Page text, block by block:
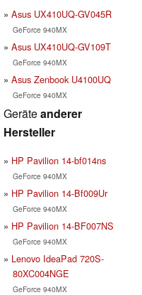
Asus UX410UQ-GV045R
GeForce 940MX
Asus UX410UQ-GV109T
GeForce 940MX
Asus Zenbook U4100UQ
GeForce 940MX
Geräteanderer
Hersteller
HP Pavilion 14-bf014ns
GeForce 940MX
HP Pavilion 14-Bf009Ur
GeForce 940MX
HP Pavilion 14-BF007NS
GeForce 940MX
Lenovo IdeaPad 720S-
80XC004NGE
GeForce 940MX